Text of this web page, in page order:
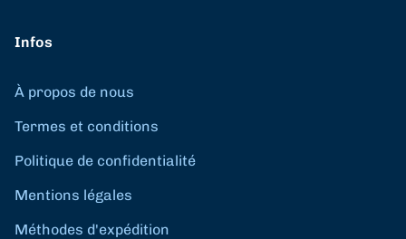
Infos
À propos de nous
Termes et conditions
Politique de confidentialité
Mentions légales
Méthodes d'expédition